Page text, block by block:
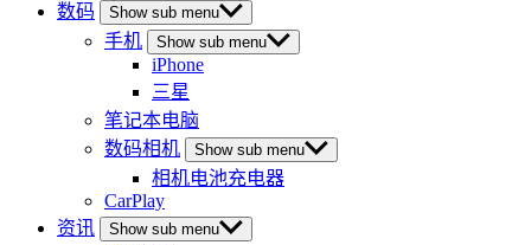
数码
Show sub menu
手机 Show sub menu
iPhone
三星
笔记本电脑
数码相机
Show sub menu
相机电池充电器
CarPlay
资讯
Show sub menu